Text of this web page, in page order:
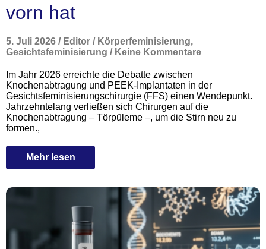
vorn hat
5. Juli 2026 / Editor / Körperfeminisierung,
Gesichtsfeminisierung / Keine Kommentare
Im Jahr 2026 erreichte die Debatte zwischen
Knochenabtragung und PEEK-Implantaten in der
Gesichtsfeminisierungschirurgie (FFS) einen Wendepunkt.
Jahrzehntelang verließen sich Chirurgen auf die
Knochenabtragung – Törpüleme –, um die Stirn neu zu
formen.,
Mehr lesen